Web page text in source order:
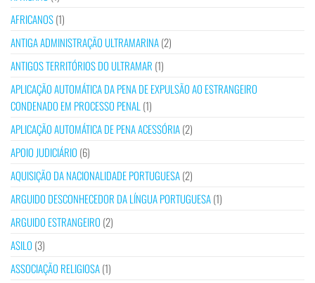
AFRICANOS(1)
ANTIGA ADMINISTRAÇÃO ULTRAMARINA(2)
ANTIGOS TERRITÓRIOS DO ULTRAMAR (1)
APLICAÇÃO AUTOMÁTICA DA PENA DE EXPULSÃO AO ESTRANGEIRO
CONDENADO EM PROCESSO PENAL (1)
APLICAÇÃO AUTOMÁTICA DE PENA ACESSÓRIA(2)
APOIO JUDICIÁRIO (6)
AQUISIÇÃO DA NACIONALIDADE PORTUGUESA(2)
ARGUIDO DESCONHECEDOR DA LÍNGUA PORTUGUESA(1)
ARGUIDO ESTRANGEIRO (2)
ASILO (3)
ASSOCIAÇÃO RELIGIOSA(1)